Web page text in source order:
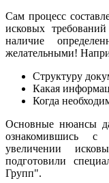
Сам процесс
исковых
наличие
желательными!
Структуру
Какая
Когда
Основные нюансы
ознакомившись с
увеличении
подготовили
Групп".